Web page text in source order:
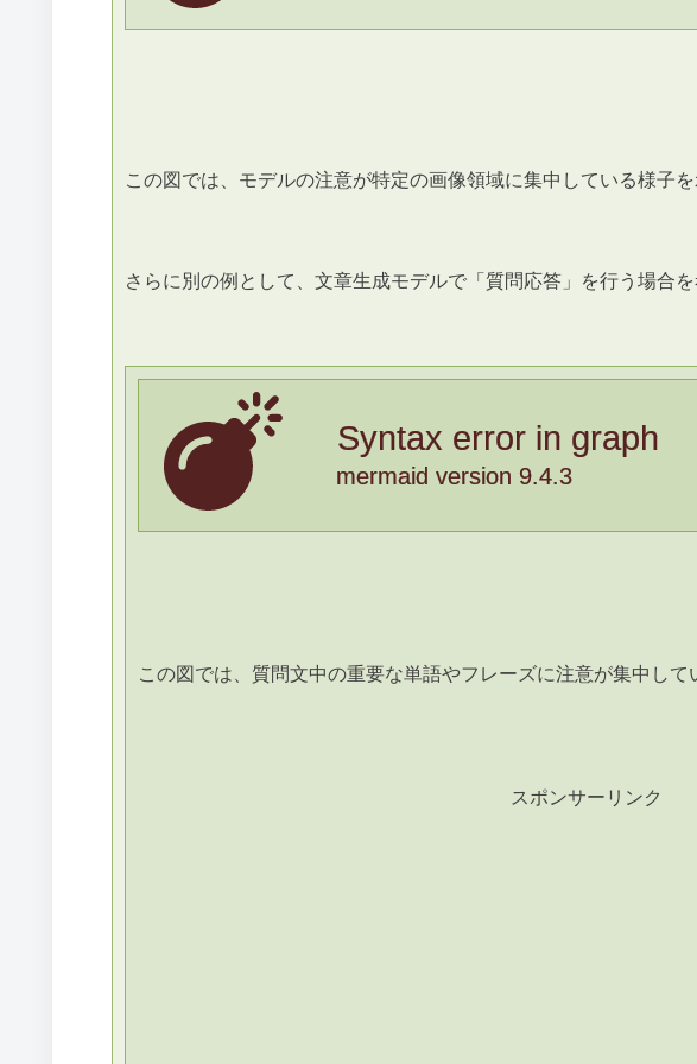
この図では、モデルの注意が特定の画像領域に集中している様子
さらに別の例として、文章生成モデルで「質問応答」を行う場合
Syntax error in graph
mermaid version 9.4.3
この図では、質問文中の重要な単語やフレーズに注意が集中し
スポンサーリンク